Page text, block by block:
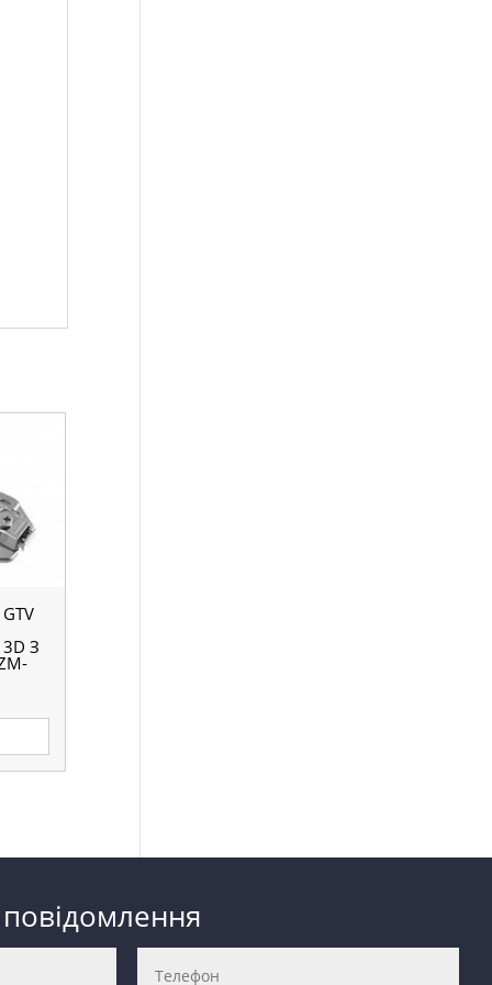
З